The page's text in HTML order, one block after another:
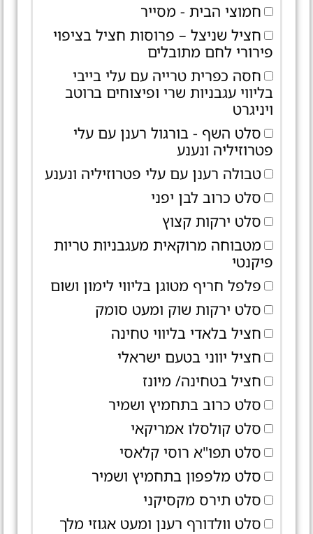
חמוצי הבית - מסייר
חציל שניצל – פרוסות חציל בציפוי
פירורי לחם מתובלים
חסה כפרית טרייה עם עלי בייבי
בליווי עגבניות שרי ופיצוחים ברוטב
ויניגרט
סלט השף - בורגול רענן עם עלי
פטרוזיליה ונענע
טבולה רענן עם עלי פטרוזיליה ונענע
סלט כרוב לבן יפני
סלט ירקות קצוץ
מטבוחה מרוקאית מעגבניות טריות
פיקנטי
פלפל חריף מטוגן בליווי לימון ושום
סלט ירקות שוק ומעט סומק
חציל בלאדי בליווי טחינה
חציל יווני בטעם ישראלי
חציל בטחינה/ מיונז
סלט כרוב בתחמיץ ושמיר
סלט קולסלו אמריקאי
סלט תפו"א רוסי קלאסי
סלט מלפפון בתחמיץ ושמיר
סלט תירס מקסיקני
סלט וולדורף רענן ומעט אגוזי מלך